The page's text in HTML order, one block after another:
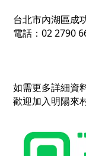
台北市內湖區成
電話：02 2790
如需更多詳細資
歡迎加入明陽來
掃描